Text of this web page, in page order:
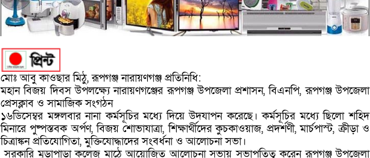
মোঃ আবু কাওছার মিঠু, রূপগঞ্জ নারায়ণগঞ্জ প্রতিনিধি:
মহান বিজয় দিবস উপলক্ষ্যে নারায়ণগঞ্জের রূপগঞ্জ উপজেলা প্রশাসন, বিএনপি, রূপগঞ্জ উপজেলা
প্রেসক্লাব ও সামাজিক সংগঠন
১৬ডিসেম্বর মঙ্গলবার নানা কর্মসূচির মধ্যে দিয়ে উদযাপন করেছে। কর্মসূচির মধ্যে ছিলো শহিদ
মিনারে পুষ্পস্তবক অর্পণ, বিজয় শোভাযাত্রা, শিক্ষার্থীদের কুচকাওয়াজ, প্রদর্শণী, মার্চপাস্ট, ক্রীড়া ও
চিত্রাঙ্কন প্রতিযোগিতা, মুক্তিযোদ্ধাদের সংবর্ধনা ও আলোচনা সভা।
সরকারি মুড়াপাড়া কলেজ মাঠে আয়োজিত আলোচনা সভায় সভাপতিত্ব করেন রূপগঞ্জ উপজেলা